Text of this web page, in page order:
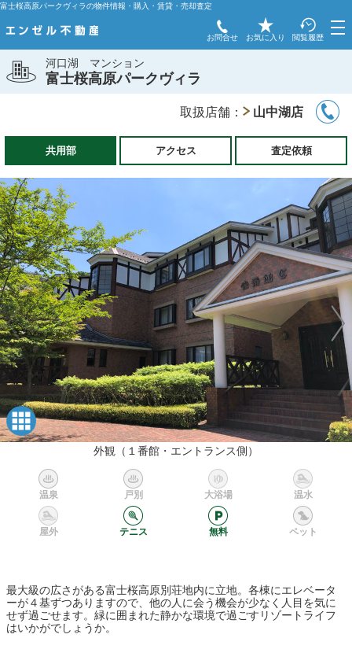
富士桜高原パークヴィラの物件情報・購入・賃貸・売却査定
お問合せ お気に入り 閲覧履歴
河口湖 マンション
富士桜高原パークヴィラ
取扱店舗： 山中湖店
共用部 アクセス 査定依頼
外観（１番館・エントランス側）
温泉 戸別 大浴場 温水
屋外 テニス 無料 ペット
最大級の広さがある富士桜高原別荘地内に立地。各棟にエレベータ
ーが４基ずつありますので、他の人に会う機会が少なく人目を気に
せず過ごせます。緑に囲まれた静かな環境で過ごすリゾートライフ
はいかがでしょうか。